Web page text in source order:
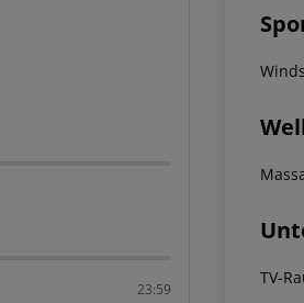
23:59
TV-